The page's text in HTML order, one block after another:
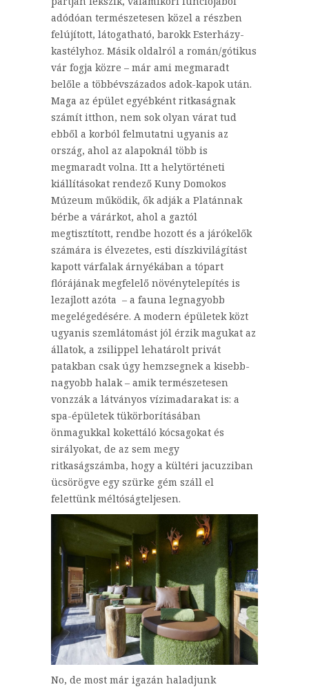
adódóan természetesen közel a részben
felújított, látogatható, barokk Esterházy-
kastélyhoz. Másik oldalról a román/gótikus
vár fogja közre – már ami megmaradt
belőle a többévszázados adok-kapok után.
Maga az épület egyébként ritkaságnak
számít itthon, nem sok olyan várat tud
ebből a korból felmutatni ugyanis az
ország, ahol az alapoknál több is
megmaradt volna. Itt a helytörténeti
kiállításokat rendező Kuny Domokos
Múzeum működik, ők adják a Platánnak
bérbe a várárkot, ahol a gaztól
megtisztított, rendbe hozott és a járókelők
számára is élvezetes, esti díszkivilágítást
kapott várfalak árnyékában a tópart
flórájának megfelelő növénytelepítés is
lezajlott azóta – a fauna legnagyobb
megelégedésére. A modern épületek közt
ugyanis szemlátomást jól érzik magukat az
állatok, a zsilippel lehatárolt privát
patakban csak úgy hemzsegnek a kisebb-
nagyobb halak – amik természetesen
vonzzák a látványos vízimadarakat is: a
spa-épületek tükörborításában
önmagukkal kokettáló kócsagokat és
sirályokat, de az sem megy
ritkaságszámba, hogy a kültéri jacuzziban
ücsörögve egy szürke gém száll el
felettünk méltóságteljesen.
No, de most már igazán haladjunk